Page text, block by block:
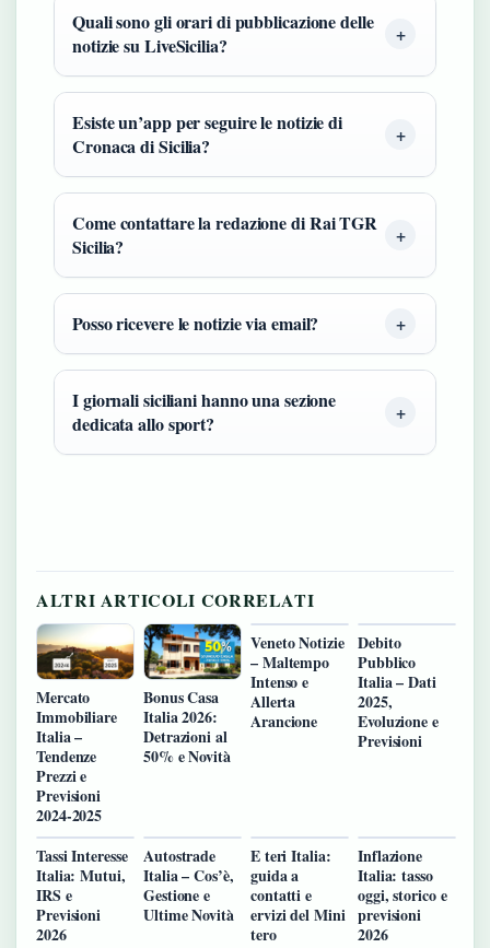
Quali sono gli orari di pubblicazione delle
notizie su LiveSicilia?
Esiste un’app per seguire le notizie di
Cronaca di Sicilia?
Come contattare la redazione di Rai TGR
Sicilia?
Posso ricevere le notizie via email?
I giornali siciliani hanno una sezione
dedicata allo sport?
ALTRI ARTICOLI CORRELATI
Mercato
Immobiliare
Italia –
Tendenze
Prezzi e
Previsioni
2024-2025
Bonus Casa
Italia 2026:
Detrazioni al
50% e Novità
Veneto Notizie
– Maltempo
Intenso e
Allerta
Arancione
Debito
Pubblico
Italia – Dati
2025,
Evoluzione e
Previsioni
Tassi Interesse
Italia: Mutui,
IRS e
Previsioni
2026
Autostrade
Italia – Cos’è,
Gestione e
Ultime Novità
E teri Italia:
guida a
contatti e
ervizi del Mini
tero
Inflazione
Italia: tasso
oggi, storico e
previsioni
2026